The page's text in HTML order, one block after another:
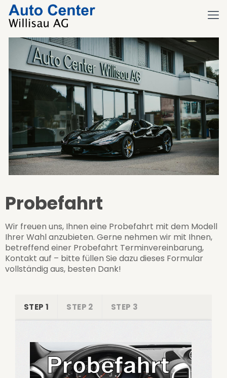
Probefahrt
Wir freuen uns, Ihnen eine Probefahrt mit dem Modell
Ihrer Wahl anzubieten. Gerne nehmen wir mit Ihnen,
betreffend einer Probefahrt Terminvereinbarung,
Kontakt auf – bitte füllen Sie dazu dieses Formular
vollständig aus, besten Dank!
STEP 1 STEP 2 STEP 3